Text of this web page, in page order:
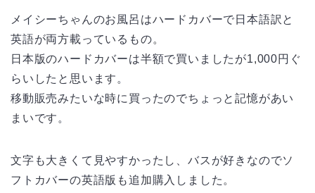
メイシーちゃんのお風呂はハードカバーで日本語訳と
英語が両方載っているもの。
日本版のハードカバーは半額で買いましたが1,000円ぐ
らいしたと思います。
移動販売みたいな時に買ったのでちょっと記憶があい
まいです。
文字も大きくて見やすかったし、バスが好きなのでソ
フトカバーの英語版も追加購入しました。